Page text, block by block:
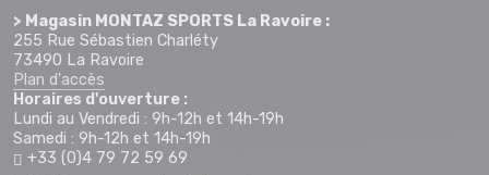
> Magasin MONTAZ SPORTS La Ravoire :
255 Rue Sébastien Charléty
73490 La Ravoire
Plan d'accès
Horaires d'ouverture :
Lundi au Vendredi : 9h-12h et 14h-19h
Samedi : 9h-12h et 14h-19h
+33 (0)4 79 72 59 69